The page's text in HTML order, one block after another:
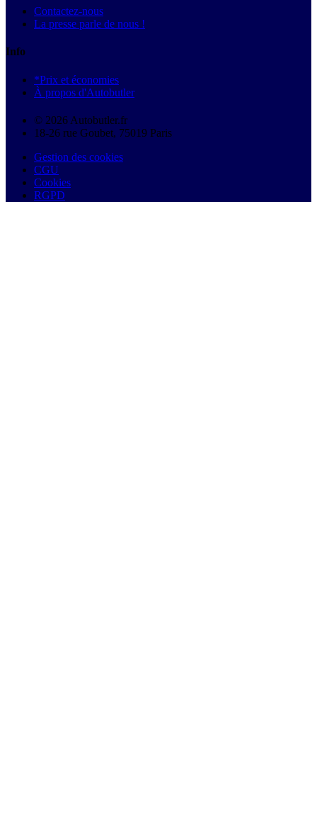
Contactez-nous
La presse parle de nous !
Info
*Prix et économies
À propos d'Autobutler
© 2026 Autobutler.fr
18-26 rue Goubet, 75019 Paris
Gestion des cookies
CGU
Cookies
RGPD